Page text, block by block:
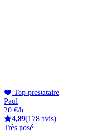
Top prestataire
Paul
20 €/h
4,89(178 avis)
Très posé